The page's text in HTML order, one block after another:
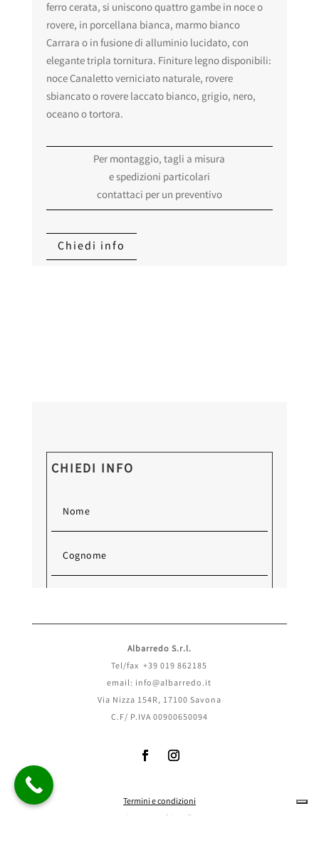
ferro cerata, si uniscono quattro gambe in noce o
rovere, in porcellana bianca, marmo bianco
Carrara o in fusione di alluminio lucidato, con
elegante tripla tornitura. Finiture legno disponibili:
noce Canaletto verniciato naturale, rovere
sbiancato o rovere laccato bianco, grigio, nero,
oceano o tortora.
Per montaggio, tagli a misura
e spedizioni particolari
contattaci per un preventivo
Chiedi info
CHIEDI INFO
Albarredo S.r.l.
Tel/fax +39 019 862185
email: info@albarredo.it
Via Nizza 154R, 17100 Savona
C.F/ P.IVA 00900650094
Termini e condizioni
Privacy
cookie policy